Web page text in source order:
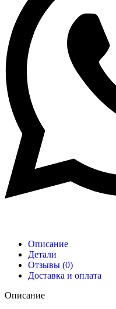
Описание
Детали
Отзывы (0)
Доставка и оплата
Описание